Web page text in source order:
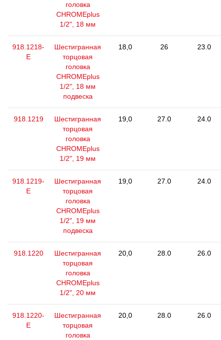
головка
CHROMEplus
1/2", 18 мм
918.1218-
E
Шестигранная
торцовая
головка
CHROMEplus
1/2", 18 мм
подвеска
18,0 26 23.0
918.1219
Шестигранная
торцовая
головка
CHROMEplus
1/2", 19 мм
19,0 27.0 24.0
918.1219-
E
Шестигранная
торцовая
головка
CHROMEplus
1/2", 19 мм
подвеска
19,0 27.0 24.0
918.1220
Шестигранная
торцовая
головка
CHROMEplus
1/2", 20 мм
20,0 28.0 26.0
918.1220-
E
Шестигранная
торцовая
головка
20,0 28.0 26.0